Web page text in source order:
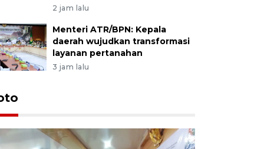
2 jam lalu
Menteri ATR/BPN: Kepala
daerah wujudkan transformasi
layanan pertanahan
3 jam lalu